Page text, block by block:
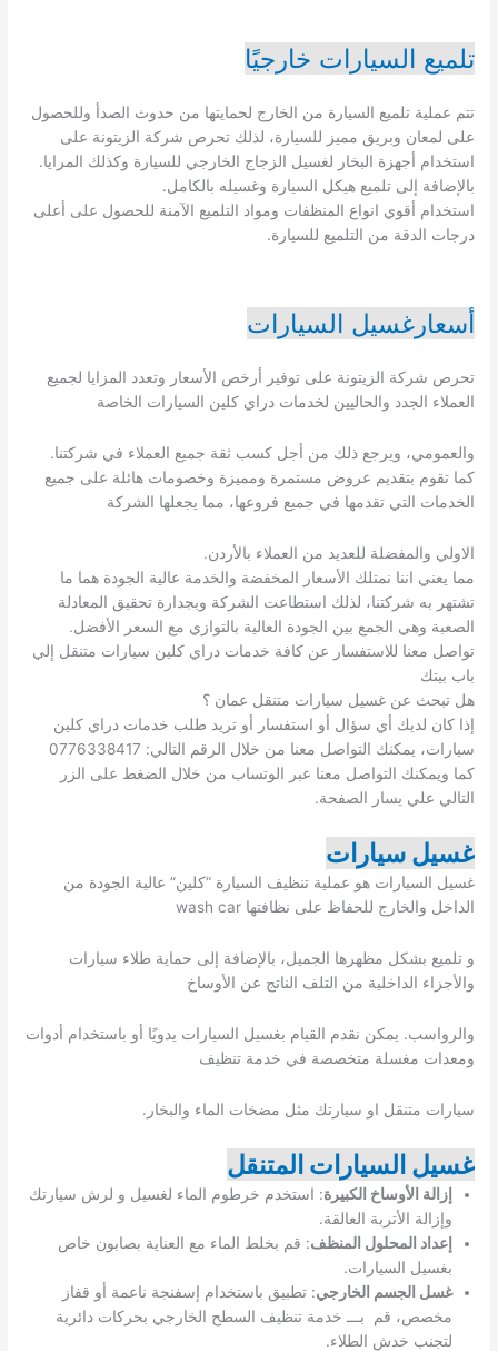
تلميع السيارات خارجيًا
تتم عملية تلميع السيارة من الخارج لحمايتها من حدوث الصدأ وللحصول
على لمعان وبريق مميز للسيارة، لذلك تحرص شركة الزيتونة على
استخدام أجهزة البخار لغسيل الزجاج الخارجي للسيارة وكذلك المرايا.
بالإضافة إلى تلميع هيكل السيارة وغسيله بالكامل.
استخدام أقوي انواع المنظفات ومواد التلميع الآمنة للحصول على أعلى
درجات الدقة من التلميع للسيارة.
أسعارغسيل السيارات
تحرص شركة الزيتونة على توفير أرخص الأسعار وتعدد المزايا لجميع
العملاء الجدد والحاليين لخدمات دراي كلين السيارات الخاصة
والعمومي، ويرجع ذلك من أجل كسب ثقة جميع العملاء في شركتنا.
كما تقوم بتقديم عروض مستمرة ومميزة وخصومات هائلة على جميع
الخدمات التي تقدمها في جميع فروعها، مما يجعلها الشركة
الاولي والمفضلة للعديد من العملاء بالأردن.
مما يعني اننا نمتلك الأسعار المخفضة والخدمة عالية الجودة هما ما
تشتهر به شركتنا، لذلك استطاعت الشركة وبجدارة تحقيق المعادلة
الصعبة وهي الجمع بين الجودة العالية بالتوازي مع السعر الأفضل.
تواصل معنا للاستفسار عن كافة خدمات دراي كلين سيارات متنقل إلي
باب بيتك
هل تبحث عن غسيل سيارات متنقل عمان ؟
إذا كان لديك أي سؤال أو استفسار أو تريد طلب خدمات دراي كلين
سيارات، يمكنك التواصل معنا من خلال الرقم التالي: 0776338417
كما ويمكنك التواصل معنا عبر الوتساب من خلال الضغط على الزر
التالي علي يسار الصفحة.
غسيل سيارات
غسيل السيارات هو عملية تنظيف السيارة “كلين” عالية الجودة من
الداخل والخارج للحفاظ على نظافتها wash car
و تلميع بشكل مظهرها الجميل، بالإضافة إلى حماية طلاء سيارات
والأجزاء الداخلية من التلف الناتج عن الأوساخ
والرواسب. يمكن نقدم القيام بغسيل السيارات يدويًا أو باستخدام أدوات
ومعدات مغسلة متخصصة في خدمة تنظيف
سيارات متنقل او سيارتك مثل مضخات الماء والبخار.
غسيل السيارات المتنقل
إزالة الأوساخ الكبيرة: استخدم خرطوم الماء لغسيل و لرش سيارتك
وإزالة الأتربة العالقة.
إعداد المحلول المنظف: قم بخلط الماء مع العناية بصابون خاص
بغسيل السيارات.
غسل الجسم الخارجي: تطبيق باستخدام إسفنجة ناعمة أو قفاز
مخصص، قم بـــ خدمة تنظيف السطح الخارجي بحركات دائرية
لتجنب خدش الطلاء.